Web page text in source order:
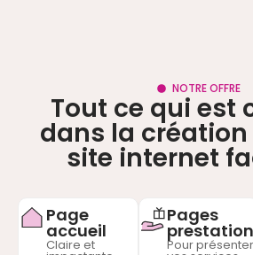
NOTRE OFFRE
Tout ce qui est
dans la
site internet
Page
accueil
Claire et
Pages
Pour présenter